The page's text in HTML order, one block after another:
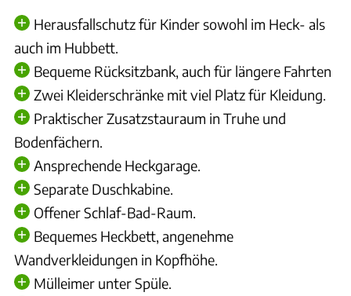
Herausfallschutz für Kinder sowohl im Heck- als
auch im Hubbett.
Bequeme Rücksitzbank, auch für längere Fahrten
Zwei Kleiderschränke mit viel Platz für Kleidung.
Praktischer Zusatzstauraum in Truhe und
Bodenfächern.
Ansprechende Heckgarage.
Separate Duschkabine.
Offener Schlaf-Bad-Raum.
Bequemes Heckbett, angenehme
Wandverkleidungen in Kopfhöhe.
Mülleimer unter Spüle.